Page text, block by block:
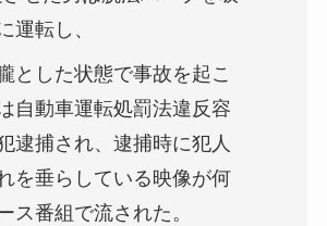
運転し、
とした状態で事故を起こ
自動車運転処罰法違反容
逮捕され、逮捕時に犯人
を垂らしている映像が何
ス番組で流された。